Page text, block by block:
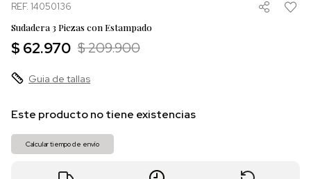
REF. 14050136
Sudadera 3 Piezas con Estampado
$ 62.970 $ 209.900
Guia de tallas
Este producto no tiene existencias
Calcular tiempo de envío